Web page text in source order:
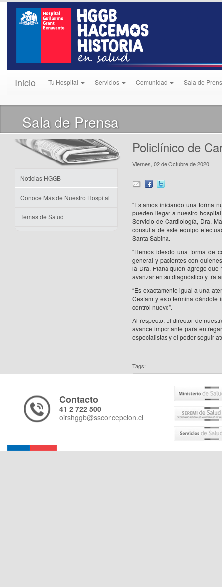
Inicio Tu Hospital Servicios Comunidad Sala de
Sala de Prensa
Noticias HGGB
Conoce Más de Nuestro Hospital
Temas de Salud
Policlínico de
Viernes, 02 de Octubre de 2020
“Estamos iniciando una forma
pueden llegar a nuestro
Servicio de Cardiología, Dra.
consulta de este equipo
Santa Sabina.
“Hemos ideado una forma de
general y pacientes con
la Dra. Piana quien agregó que
avanzar en su diagnóstico y
“Es exactamente igual a una
Cesfam y esto termina dándole
control nuevo”.
Al respecto, el director de
avance importante para
especialistas y el poder seguir
Tags:
Contacto
41 2 722 500
oirshggb@ssconcepcion.cl